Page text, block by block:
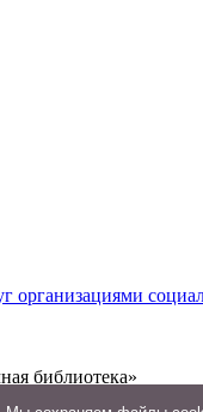
организациями
библиотека»